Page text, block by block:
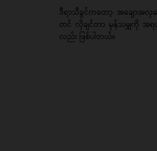
ဒီရာသီခွင်ကတော့ အချောအလှ
တင် လိုချင်တာ မှန်သမျှကို အရ
လည်း ဖြစ်ပါတယ်။